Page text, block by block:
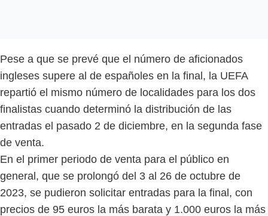
Pese a que se prevé que el número de aficionados
ingleses supere al de españoles en la final, la UEFA
repartió el mismo número de localidades para los dos
finalistas cuando determinó la distribución de las
entradas el pasado 2 de diciembre, en la segunda fase
de venta.
En el primer periodo de venta para el público en
general, que se prolongó del 3 al 26 de octubre de
2023, se pudieron solicitar entradas para la final, con
precios de 95 euros la más barata y 1.000 euros la más